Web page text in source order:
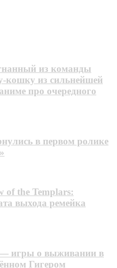
из команды
кошку из сильнейшей
про очередного
в первом ролике
of the Templars:
выхода ремейка
игры о выживании в
Гигером